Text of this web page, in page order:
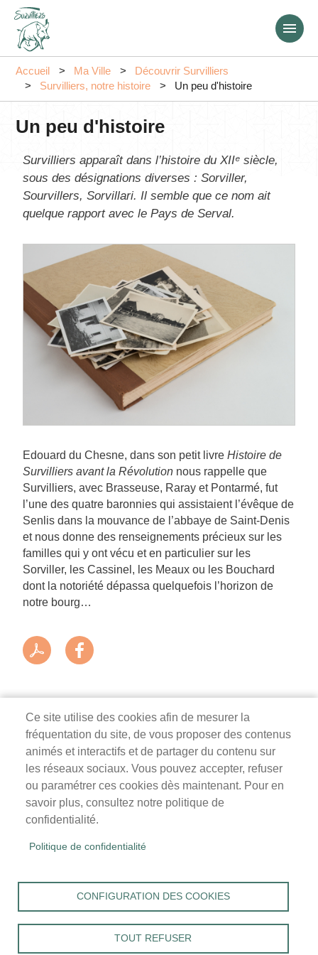
Accueil Ma Ville
Découvrir Survilliers
Survilliers, notre histoire
Un peu d'histoire
Un peu d'histoire
Survilliers apparaît dans l’histoire du XIIᵉ siècle,
sous des désignations diverses : Sorviller,
Sourvillers, Sorvillari. Il semble que ce nom ait
quelque rapport avec le Pays de Serval.
Edouard du Chesne, dans son petit livreHistoire de
Survilliers avant la Révolution nous rappelle que
Survilliers, avec Brasseuse, Raray et Pontarmé, fut
l’une des quatre baronnies qui assistaient l’évêque de
Senlis dans la mouvance de l’abbaye de Saint-Denis
et nous donne des renseignements précieux sur les
familles qui y ont vécu et en particulier sur les
Sorviller, les Cassinel, les Meaux ou les Bouchard
dont la notoriété dépassa quelquefois l’horizon de
notre bourg…
Ce site utilise des cookies afin de mesurer la
fréquentation du site, de vous proposer des contenus
animés et interactifs et de partager du contenu sur
les réseaux sociaux. Vous pouvez accepter, refuser
ou paramétrer ces cookies dès maintenant. Pour en
savoir plus, consultez notre politique de
confidentialité.
Politique de confidentialité
CONFIGURATION DES COOKIES
TOUT REFUSER
Mairie de Survilliers
3 rue de la Liberté
95470 Survilliers
Tél. 01 34 68 26 00
mercredi, samedi : 9h-12h
Menu
de
Accueil
Mentions légales
Accessibilité : Non conforme
Cookies